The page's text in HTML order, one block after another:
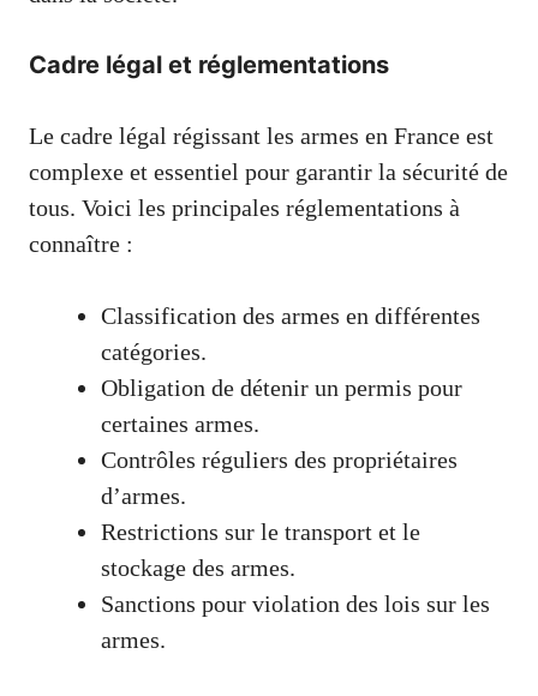
Cadre légal et réglementations
Le cadre légal régissant les armes en France est
complexe et essentiel pour garantir la sécurité de
tous. Voici les principales réglementations à
connaître :
Classification des armes en différentes
catégories.
Obligation de détenir un permis pour
certaines armes.
Contrôles réguliers des propriétaires
d’armes.
Restrictions sur le transport et le
stockage des armes.
Sanctions pour violation des lois sur les
armes.